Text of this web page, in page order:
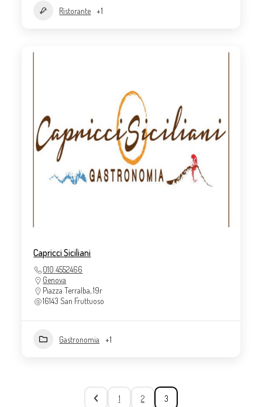
Ristorante +1
Capricci Siciliani
010 4552466
Genova
Piazza Terralba, 19r
16143 San Fruttuoso
Gastronomia +1
1 2 3